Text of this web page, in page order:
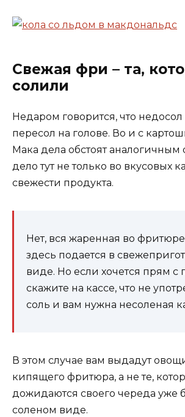
Свежая фри – та,
солили
Недаром говорится, что недосол
пересол на голове. Во и с
Мака дела обстоят аналогичным
дело тут не только во вкусовых
свежести продукта.
Нет, вся жаренная во
здесь подается в
виде. Но если хочется прям с
скажите на кассе, что не
соль и вам нужна несоленая
В этом случае вам выдадут
кипящего фритюра, а не те,
дожидаются своего череда уже
соленом виде.